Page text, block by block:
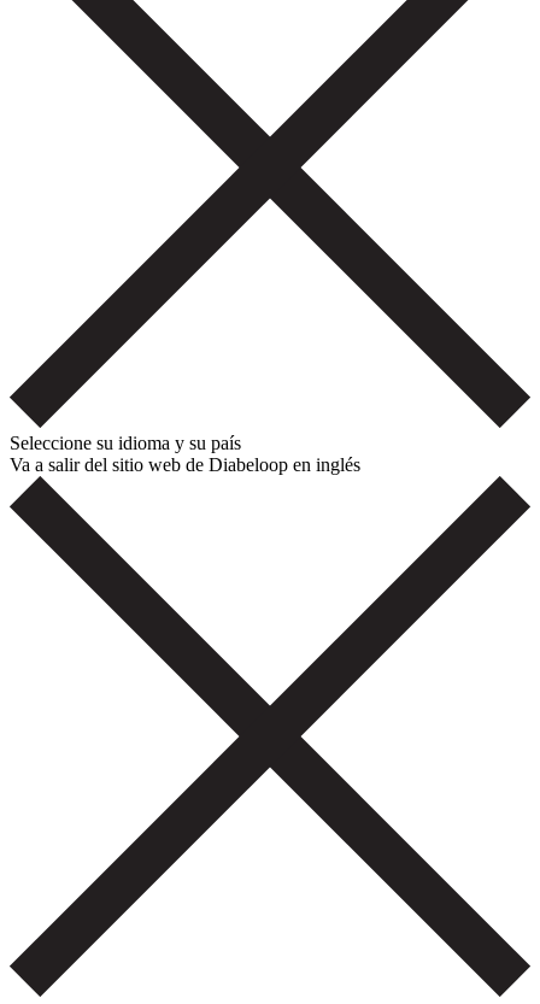
Seleccione su idioma y su país
Va a salir del sitio web de Diabeloop en inglés